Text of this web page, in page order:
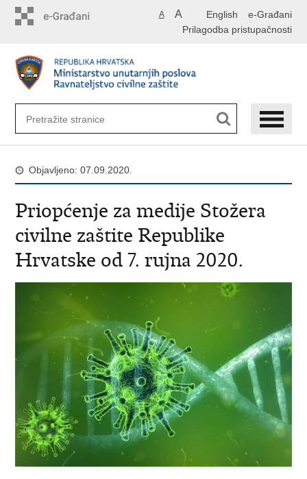
English e-Građani
A A
Prilagodba pristupačnosti
Objavljeno: 07.09.2020.
Priopćenje za medije Stožera
civilne zaštite Republike
Hrvatske od 7. rujna 2020.